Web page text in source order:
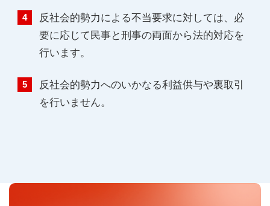
反社会的勢力による不当要求に対しては、必
要に応じて民事と刑事の両面から法的対応を
行います。
反社会的勢力へのいかなる利益供与や裏取引
を行いません。